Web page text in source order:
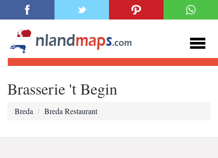
Brasserie 't Begin
Breda Breda Restaurant